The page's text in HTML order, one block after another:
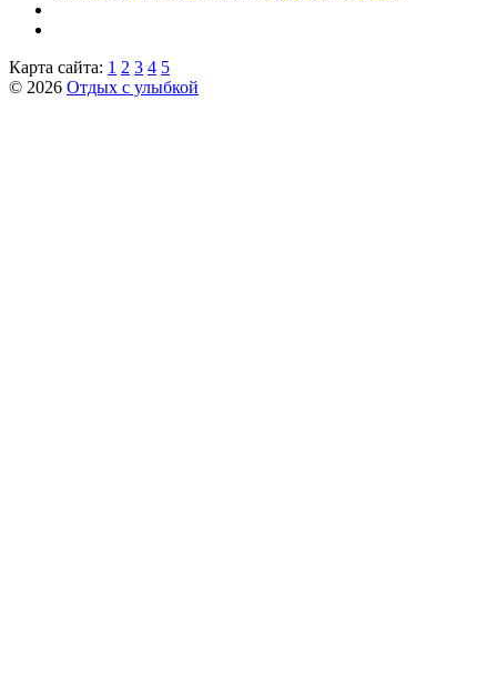
Карта сайта: 1 2 3 4 5
© 2026 Отдых с улыбкой